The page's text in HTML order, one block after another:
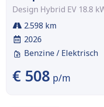
Design Hybrid EV 18.8
2.598 km
2026
Benzine / Elektrisch
€ 508 p/m